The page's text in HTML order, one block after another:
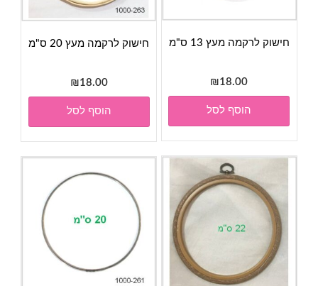
חישוק לרקמה מעץ 13 ס"מ
₪18.00
הוסף לסל
חישוק לרקמה מעץ 20 ס"מ
₪18.00
הוסף לסל